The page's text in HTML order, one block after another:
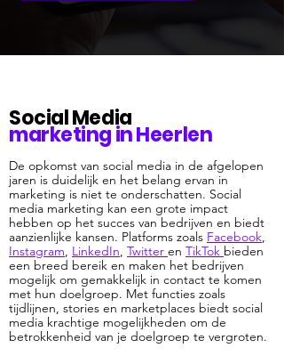
Social Media
marketing in Heerlen
De opkomst van social media in de afgelopen
jaren is duidelijk en het belang ervan in
marketing is niet te onderschatten. Social
media marketing kan een grote impact
hebben op het succes van bedrijven en biedt
aanzienlijke kansen. Platforms zoals Facebook,
Instagram, LinkedIn, Twitter en TikTok bieden
een breed bereik en maken het bedrijven
mogelijk om gemakkelijk in contact te komen
met hun doelgroep. Met functies zoals
tijdlijnen, stories en marketplaces biedt social
media krachtige mogelijkheden om de
betrokkenheid van je doelgroep te vergroten.